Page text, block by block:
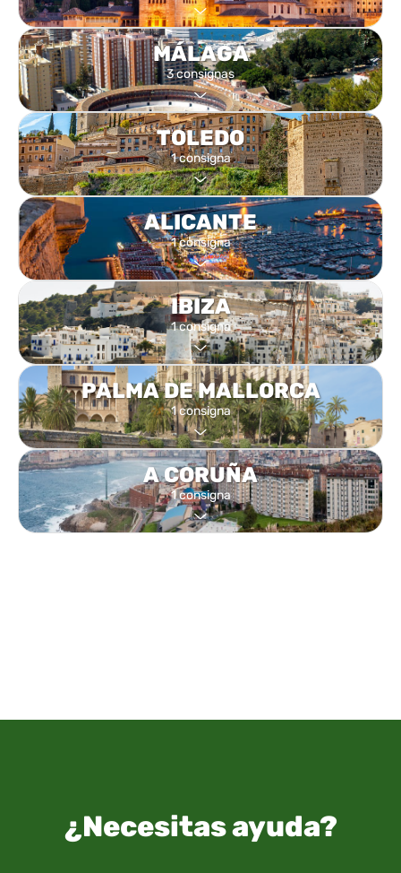
MÁLAGA
3 consignas
TOLEDO
1 consigna
ALICANTE
1 consigna
IBIZA
1 consigna
PALMA DE MALLORCA
1 consigna
A CORUÑA
1 consigna
¿Necesitas ayuda?